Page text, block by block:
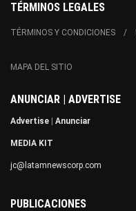
TÉRMINOS LEGALES
TÉRMINOS Y CONDICIONES
MAPA DEL SITIO
ANUNCIAR | ADVERTISE
Advertise Anunciar
MEDIA KIT
jc@latamnewscorp.com
PUBLICACIONES